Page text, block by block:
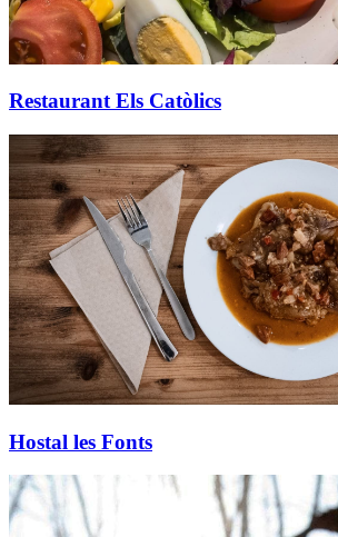
Restaurant Els Catòlics
Hostal les Fonts